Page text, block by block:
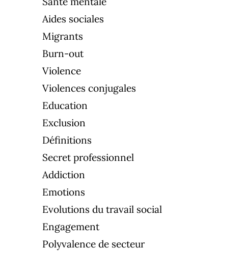
Aides sociales
Migrants
Burn-out
Violence
Violences conjugales
Education
Exclusion
Définitions
Secret professionnel
Addiction
Emotions
Evolutions du travail social
Engagement
Polyvalence de secteur